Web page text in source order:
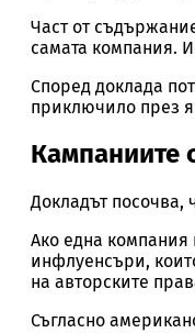
Част от
самата компания.
Според доклада
приключило през
Кампаниите
Докладът посочва,
Ако една компания
инфлуенсъри,
на авторските
Съгласно